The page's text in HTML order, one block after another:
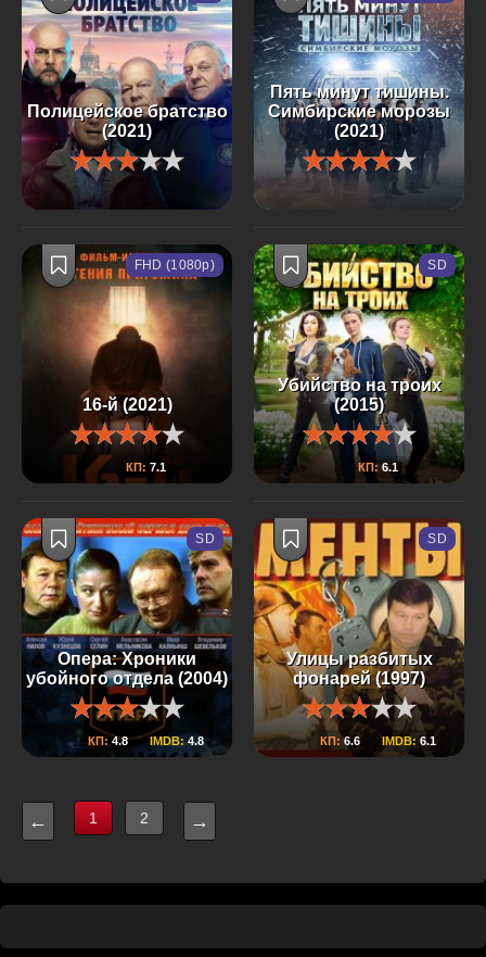
Полицейское братство
(2021)
Пять минут тишины.
Симбирские морозы
(2021)
16-й (2021)
КП: 7.1
FHD (1080p)
Убийство на троих
(2015)
КП: 6.1
SD
Опера: Хроники
убойного отдела (2004)
КП:4.8 IMDB:4.8
SD
Улицы разбитых
фонарей (1997)
КП:6.6 IMDB: 6.1
SD
← 1 2 →